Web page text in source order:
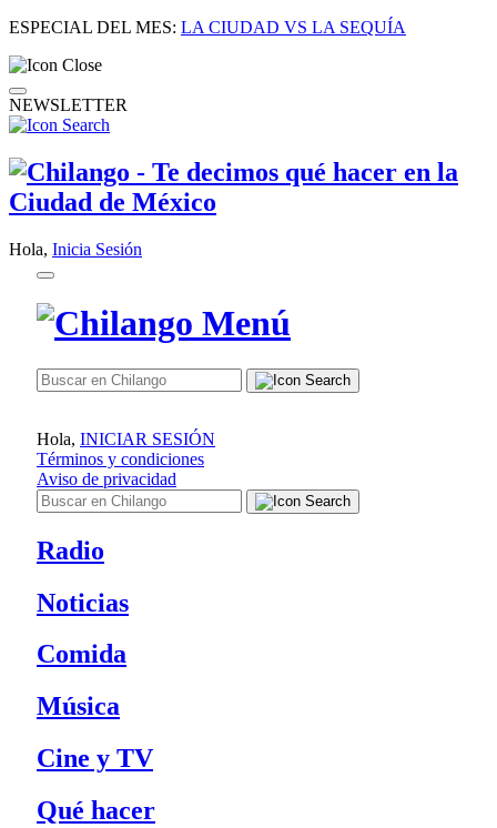
ESPECIAL DEL MES: LA CIUDAD VS LA SEQUÍA
NEWSLETTER
Hola, Inicia Sesión
Hola, INICIAR SESIÓN
Términos y condiciones
Aviso de privacidad
Radio
Noticias
Comida
Música
Cine y TV
Qué hacer